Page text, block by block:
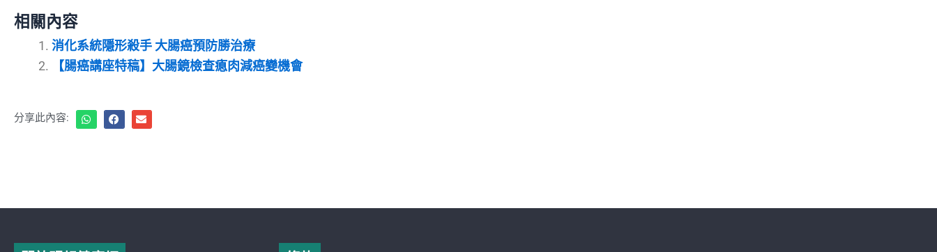
相關內容
消化系統隱形殺手 大腸癌預防勝治療
【腸癌講座特稿】大腸鏡檢查瘜肉減癌變機會
分享此內容: